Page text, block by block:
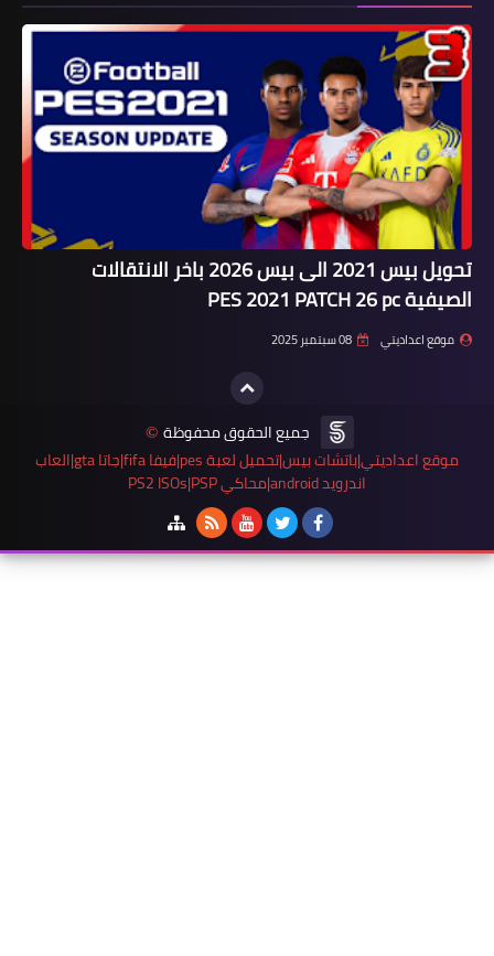
تحويل بيس 2021 الى بيس 2026 باخر الانتقالات
الصيفية PES 2021 PATCH 26 pc
موقع اعداديتي 08 سبتمبر 2025
جميع الحقوق محفوظة ©
موقع اعداديتي|باتشات بيس|تحميل لعبة pes|فيفا fifa|جاتا gta|العاب
اندرويد android|محاكي PS2 ISOs|PSP